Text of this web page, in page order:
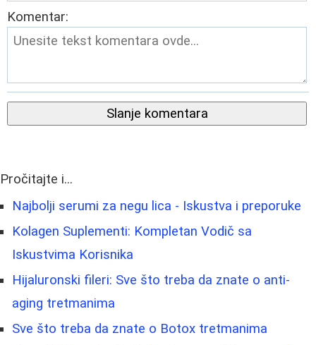
Komentar:
Slanje komentara
Pročitajte i...
Najbolji serumi za negu lica - Iskustva i preporuke
Kolagen Suplementi: Kompletan Vodič sa
Iskustvima Korisnika
Hijaluronski fileri: Sve što treba da znate o anti-
aging tretmanima
Sve što treba da znate o Botox tretmanima